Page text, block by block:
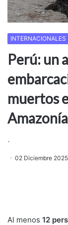
INTERNACIONALES
Perú: un
muertos
Amazonía
.
02 Diciembre 2025
Al menos 12